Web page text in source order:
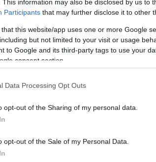
This information may also be disclosed by us to
Participants that may further disclose it to other
that this website/app uses one or more Google
but not limited to your visit or usage
to Google and its third-party tags to use your
consent section.
Data Processing Opt Outs
opt-out of the Sharing of my personal data.
opt-out of the Sale of my Personal Data.
un locale innovativo gluten free, ma non
ristorante unico in…
PUBLIREDAZIONALI 1 AGOSTO 2020
Artigianato Pasella realizza progetti
per hotel e ristoranti
Il nuovo catalogo di Artigianato Pasella.
passione e quel po’ di testardaggine che
giorno, dal 1972, per abbellire, impreziosire